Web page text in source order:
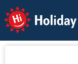
Holiday